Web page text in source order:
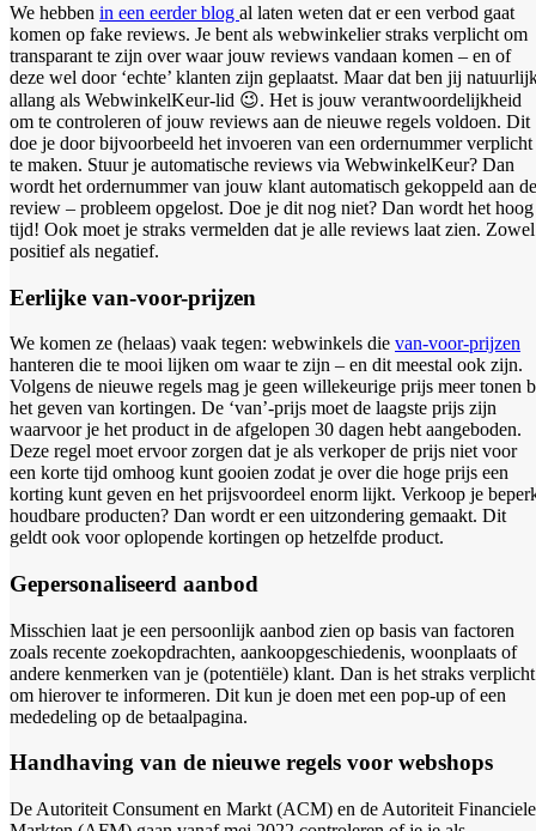
We hebben in een eerder blog al laten weten dat er een verbod gaat
komen op fake reviews. Je bent als webwinkelier straks verplicht om
transparant te zijn over waar jouw reviews vandaan komen – en of
deze wel door ‘echte’ klanten zijn geplaatst. Maar dat ben jij
allang als WebwinkelKeur-lid 😉. Het is jouw verantwoordelijkheid
om te controleren of jouw reviews aan de nieuwe regels voldoen. Dit
doe je door bijvoorbeeld het invoeren van een ordernummer verplicht
te maken. Stuur je automatische reviews via WebwinkelKeur? Dan
wordt het ordernummer van jouw klant automatisch gekoppeld aan de
review – probleem opgelost. Doe je dit nog niet? Dan wordt het hoog
tijd! Ook moet je straks vermelden dat je alle reviews laat zien. Zowel
positief als negatief.
Eerlijke van-voor-prijzen
We komen ze (helaas) vaak tegen: webwinkels die van-voor-prijzen
hanteren die te mooi lijken om waar te zijn – en dit meestal ook zijn.
Volgens de nieuwe regels mag je geen willekeurige prijs meer tonen
het geven van kortingen. De ‘van’-prijs moet de laagste prijs zijn
waarvoor je het product in de afgelopen 30 dagen hebt aangeboden.
Deze regel moet ervoor zorgen dat je als verkoper de prijs niet voor
een korte tijd omhoog kunt gooien zodat je over die hoge prijs een
korting kunt geven en het prijsvoordeel enorm lijkt. Verkoop je
houdbare producten? Dan wordt er een uitzondering gemaakt. Dit
geldt ook voor oplopende kortingen op hetzelfde product.
Gepersonaliseerd aanbod
Misschien laat je een persoonlijk aanbod zien op basis van factoren
zoals recente zoekopdrachten, aankoopgeschiedenis, woonplaats of
andere kenmerken van je (potentiële) klant. Dan is het straks verplicht
om hierover te informeren. Dit kun je doen met een pop-up of een
mededeling op de betaalpagina.
Handhaving van de nieuwe regels voor webshops
De Autoriteit Consument en Markt (ACM) en de Autoriteit Financiele